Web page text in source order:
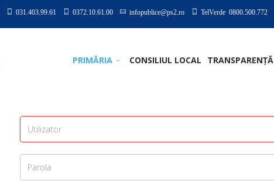
031.403.99.61 0372.10.61.00 infopublice@ps2.ro TelVerde 0800.500.772
PRIMĂRIA CONSILIUL LOCAL TRANSPARENȚĂ